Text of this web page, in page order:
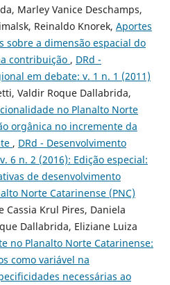
Marley Vanice Deschamps,
Reinaldo Knorek, Aportes
sobre a dimensão espacial do
contribuição , DRd -
em debate: v. 1 n. 1 (2011)
Valdir Roque Dallabrida,
no Planalto Norte
orgânica no incremente da
, DRd - Desenvolvimento
6 n. 2 (2016): Edição especial:
de desenvolvimento
Norte Catarinense (PNC)
Cassia Krul Pires, Daniela
Dallabrida, Eliziane Luiza
no Planalto Norte Catarinense:
como variável na
necessárias ao